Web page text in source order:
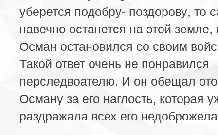
уберется подобру- поздорову, то
навечно останется на этой земле,
Осман остановился со своим
Такой ответ очень не понравился
перследвоателю. И он обещал
Осману за его наглость, которая
раздражала всех его